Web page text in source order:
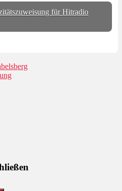
für Hitradio